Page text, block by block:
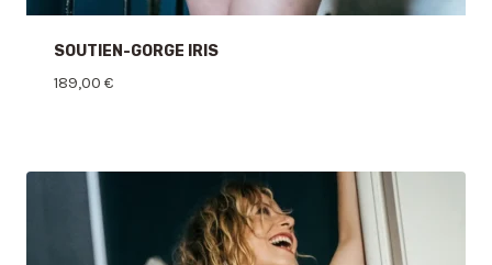
SOUTIEN-GORGE IRIS
189,00 €